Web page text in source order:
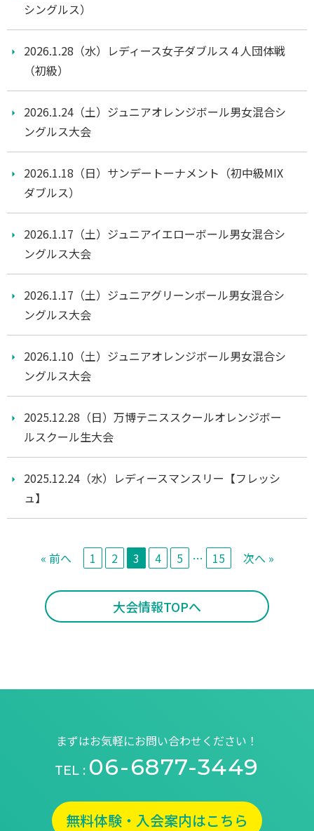
シングルス）
2026.1.28（水）レディース女子ダブルス４人団体戦
（初級）
2026.1.24（土）ジュニアオレンジボール男女混合シ
ングルス大会
2026.1.18（日）サンデートーナメント（初中級MIX
ダブルス）
2026.1.17（土）ジュニアイエローボール男女混合シ
ングルス大会
2026.1.17（土）ジュニアグリーンボール男女混合シ
ングルス大会
2026.1.10（土）ジュニアオレンジボール男女混合シ
ングルス大会
2025.12.28（日）万博テニススクールオレンジボー
ルスクール生大会
2025.12.24（水）レディースマンスリー【フレッシ
ュ】
« 前へ 1 2 3 4 5 … 15 次へ »
大会情報TOPへ
まずはお気軽にお問い合わせください！
TEL : 06-6877-3449
無料体験・入会案内はこちら